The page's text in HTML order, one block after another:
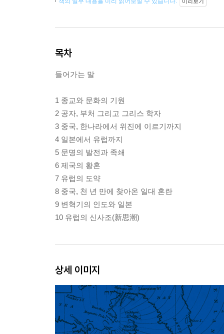
목차
들어가는 말
1 종교와 문화의 기원
2 공자, 부처 그리고 그리스 학자
3 중국, 한나라에서 위진에 이르기까지
4 일본에서 유럽까지
5 문명의 발전과 족쇄
6 제국의 황혼
7 유럽의 도약
8 중국, 천 년 만에 찾아온 일대 혼란
9 변혁기의 인도와 일본
10 유럽의 신사조(新思潮)
상세 이미지